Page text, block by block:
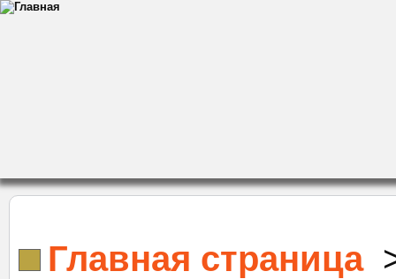
Главная страница